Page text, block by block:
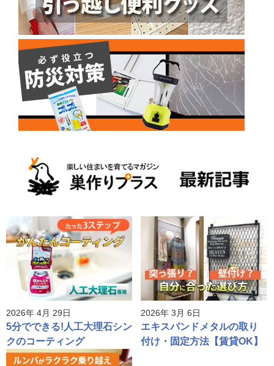
2026年 4月 29日
5分でできる!人工大理石シン
クのコーティング
2026年 3月 6日
エキスパンドメタルの取り
付け・固定方法【賃貸OK】